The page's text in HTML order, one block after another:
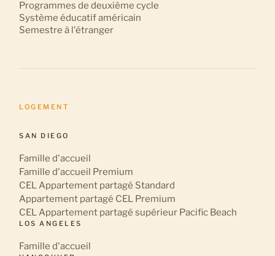
Programmes de deuxième cycle
Système éducatif américain
Semestre à l'étranger
LOGEMENT
SAN DIEGO
Famille d'accueil
Famille d'accueil Premium
CEL Appartement partagé Standard
Appartement partagé CEL Premium
CEL Appartement partagé supérieur Pacific Beach
LOS ANGELES
Famille d'accueil